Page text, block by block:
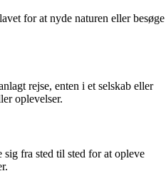
for at nyde naturen eller besøge
rejse, enten i et selskab eller
oplevelser.
fra sted til sted for at opleve